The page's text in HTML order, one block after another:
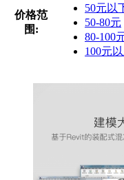
价格范
围:
50元以
50-80元
80-100
100元